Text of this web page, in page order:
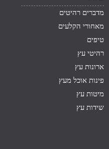
מדברים רהיטים
מאחורי הקלעים
טיפים
רהיטי עץ
ארונות עץ
פינות אוכל מעץ
מיטות עץ
שידות עץ